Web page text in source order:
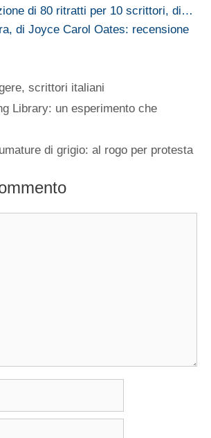
di 80 ritratti per 10 scrittori, di…
di Joyce Carol Oates: recensione
,scrittori italiani
Library: un esperimento che
di grigio: al rogo per protesta